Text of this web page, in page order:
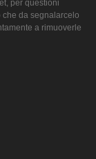
per questioni
che da segnalarcelo
a rimuoverle